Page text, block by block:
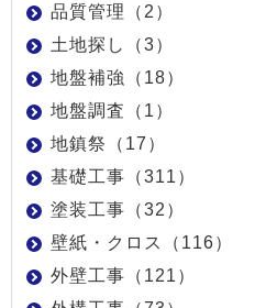
品質管理（2）
土地探し（3）
地盤補強（18）
地盤調査（1）
地鎮祭（17）
基礎工事（311）
塗装工事（32）
壁紙・クロス（116）
外壁工事（121）